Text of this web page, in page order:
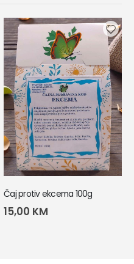
Čaj protiv ekcema 100g
15,00 KM